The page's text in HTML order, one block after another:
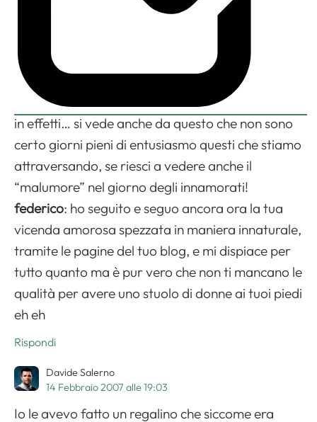
in effetti… si vede anche da questo che non sono
certo giorni pieni di entusiasmo questi che stiamo
attraversando, se riesci a vedere anche il
“malumore” nel giorno degli innamorati!
federico: ho seguito e seguo ancora ora la tua
vicenda amorosa spezzata in maniera innaturale,
tramite le pagine del tuo blog, e mi dispiace per
tutto quanto ma è pur vero che non ti mancano le
qualità per avere uno stuolo di donne ai tuoi piedi
eh eh
Rispondi
Davide Salerno
14 Febbraio 2007 alle 19:03
Io le avevo fatto un regalino che siccome era
Apri il menu di navigazione